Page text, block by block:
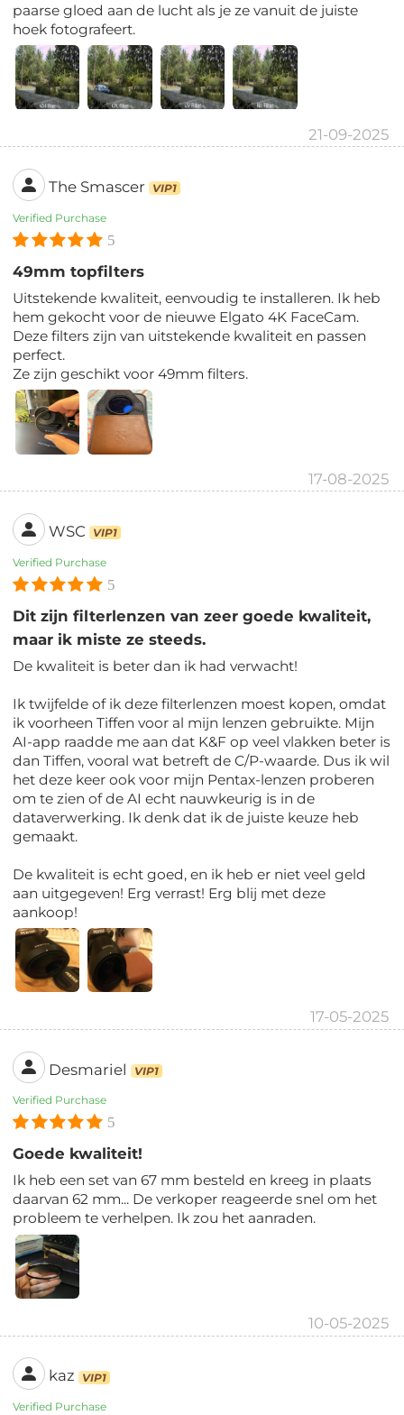
paarse gloed aan de lucht als je ze vanuit de juiste
hoek fotografeert.
21-09-2025
The Smascer VIP1
Verified Purchase
5
49mm topfilters
Uitstekende kwaliteit, eenvoudig te installeren. Ik heb
hem gekocht voor de nieuwe Elgato 4K FaceCam.
Deze filters zijn van uitstekende kwaliteit en passen
perfect.
Ze zijn geschikt voor 49mm filters.
17-08-2025
WSC VIP1
Verified Purchase
5
Dit zijn filterlenzen van zeer goede kwaliteit,
maar ik miste ze steeds.
De kwaliteit is beter dan ik had verwacht!
Ik twijfelde of ik deze filterlenzen moest kopen, omdat
ik voorheen Tiffen voor al mijn lenzen gebruikte. Mijn
AI-app raadde me aan dat K&F op veel vlakken beter is
dan Tiffen, vooral wat betreft de C/P-waarde. Dus ik wil
het deze keer ook voor mijn Pentax-lenzen proberen
om te zien of de AI echt nauwkeurig is in de
dataverwerking. Ik denk dat ik de juiste keuze heb
gemaakt.
De kwaliteit is echt goed, en ik heb er niet veel geld
aan uitgegeven! Erg verrast! Erg blij met deze
aankoop!
17-05-2025
Desmariel VIP1
Verified Purchase
5
Goede kwaliteit!
Ik heb een set van 67 mm besteld en kreeg in plaats
daarvan 62 mm... De verkoper reageerde snel om het
probleem te verhelpen. Ik zou het aanraden.
10-05-2025
kaz VIP1
Verified Purchase